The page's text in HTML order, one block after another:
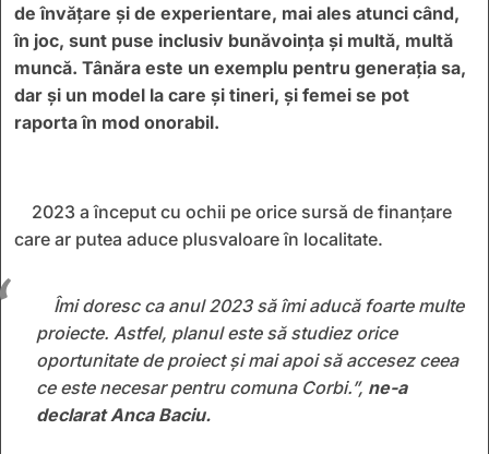
de învățare și de experientare, mai ales atunci când,
în joc, sunt puse inclusiv bunăvoința și multă, multă
muncă. Tânăra este un exemplu pentru generația sa,
dar și un model la care și tineri, și femei se pot
raporta în mod onorabil.
2023 a început cu ochii pe orice sursă de finanțare
care ar putea aduce plusvaloare în localitate.
Îmi doresc ca anul 2023 să îmi aducă foarte multe
proiecte. Astfel, planul este să studiez orice
oportunitate de proiect și mai apoi să accesez ceea
ce este necesar pentru comuna Corbi.”, ne-a
declarat Anca Baciu.